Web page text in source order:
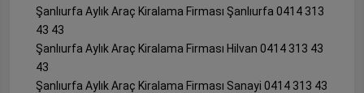
Şanlıurfa Aylık Araç Kiralama Firması Şanlıurfa 0414 313
43 43
Şanlıurfa Aylık Araç Kiralama Firması Hilvan 0414 313 43
43
Şanlıurfa Aylık Araç Kiralama Firması Sanayi 0414 313 43